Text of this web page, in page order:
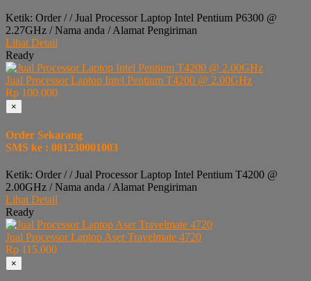
Ketik: Order / / Jual Processor Laptop Intel Pentium P6300 @
2.27GHz / Nama anda / Alamat Pengiriman
Lihat Detail
Ready
Jual Processor Laptop Intel Pentium T4200 @ 2.00GHz
Rp 100.000
×
Order Sekarang
SMS ke : 081230001003
Ketik: Order / / Jual Processor Laptop Intel Pentium T4200 @
2.00GHz / Nama anda / Alamat Pengiriman
Lihat Detail
Ready
Jual Processor Laptop Aser Travelmate 4720
Rp 115.000
×